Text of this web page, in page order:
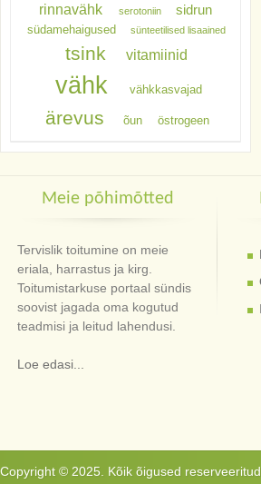
rinnavähk serotoniin sidrun
südamehaigused sünteetilised lisaained
tsink vitamiinid
vähk vähkkasvajad
ärevus õun östrogeen
Meie põhimõtted
Tervislik toitumine on meie
eriala, harrastus ja kirg.
Toitumistarkuse portaal sündis
soovist jagada oma kogutud
teadmisi ja leitud lahendusi.
Loe edasi...
Copyright © 2025. Kõik õigused